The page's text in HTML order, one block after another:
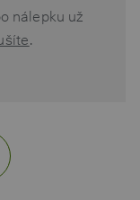
nálepku už
.